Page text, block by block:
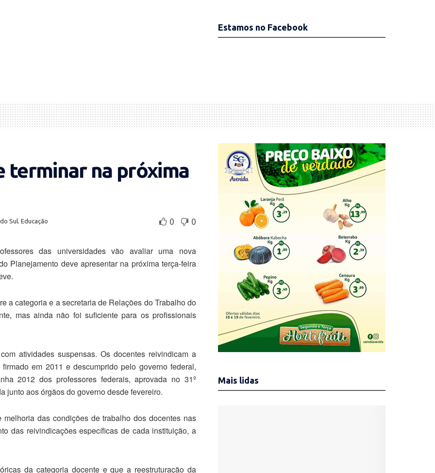
Estamos no Facebook
terminar na próxima
Sul, Educação 0 0
das universidades vão avaliar uma nova
Planejamento deve apresentar na próxima terça-feira
a categoria e a secretaria de Relações do Trabalho do
mas ainda não foi suficiente para os profissionais
atividades suspensas. Os docentes reivindicam a
em 2011 e descumprido pelo governo federal,
2012 dos professores federais, aprovada no 31º
junto aos órgãos do governo desde fevereiro.
das condições de trabalho dos docentes nas
das reivindicações específicas de cada instituição, a
da categoria docente e que a reestruturação da
Mais lidas